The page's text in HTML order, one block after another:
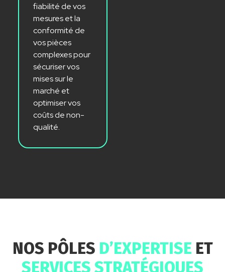
fiabilité de vos
mesures et la
conformité de
vos pièces
complexes pour
sécuriser vos
mises sur le
marché et
optimiser vos
coûts de non-
qualité.
NOS PÔLES D’EXPERTISE ET
SERVICES STRATÉGIQUES